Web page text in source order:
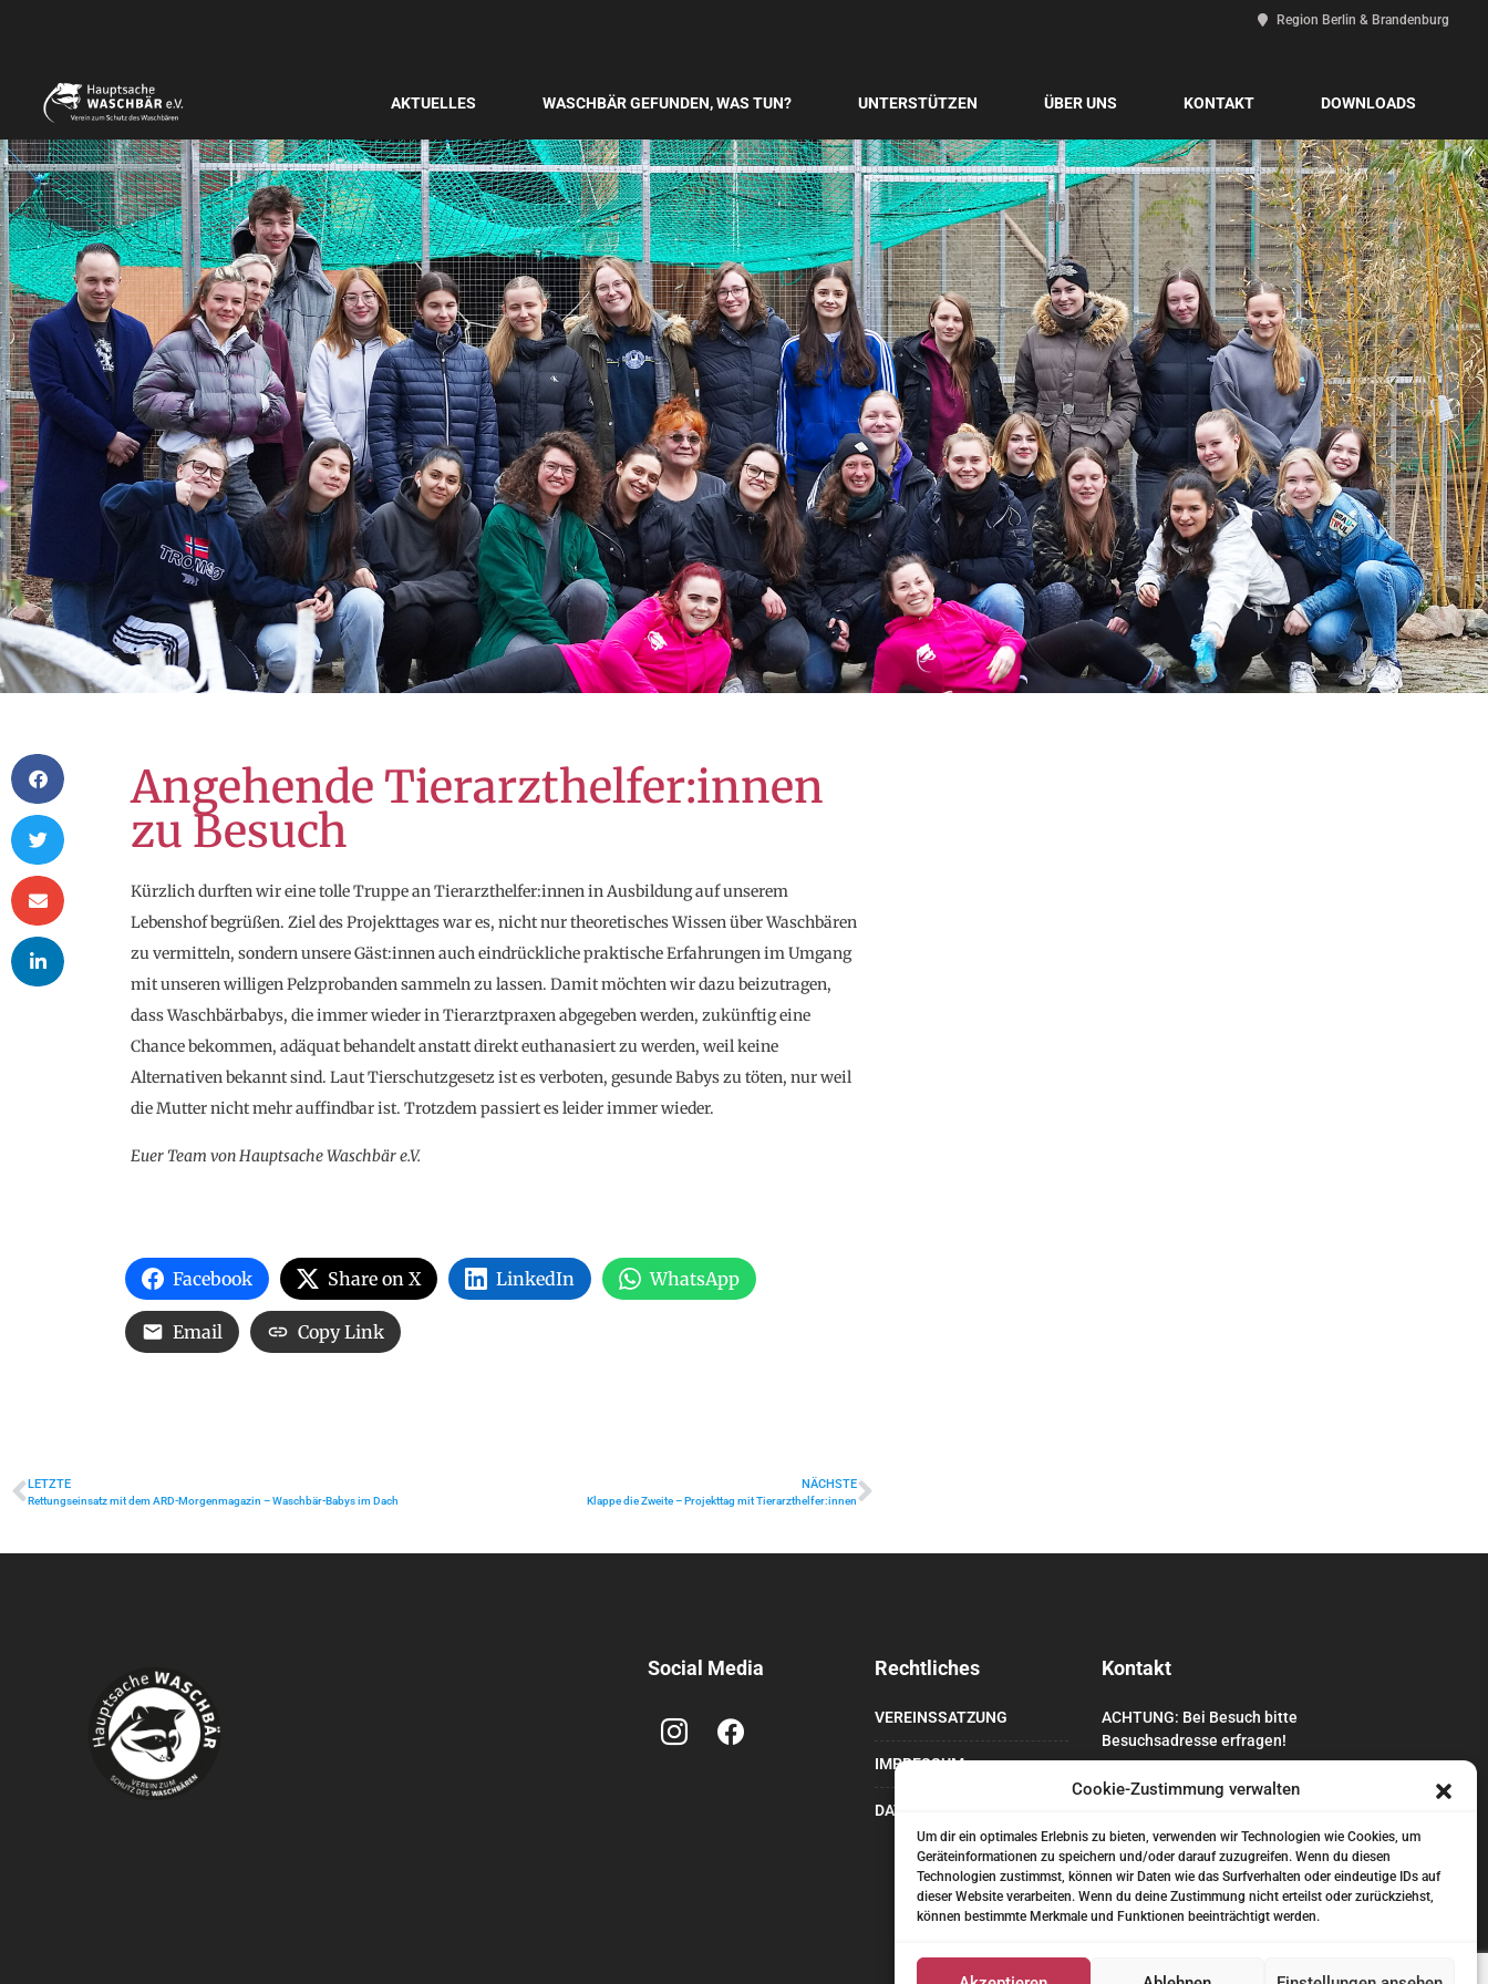
Cookie-Zustimmung verwalten
Um dir ein optimales Erlebnis zu bieten, verwenden wir Technologien wie Cookies, um
Geräteinformationen zu speichern und/oder darauf zuzugreifen. Wenn du diesen
Technologien zustimmst, können wir Daten wie das Surfverhalten oder eindeutige IDs auf
dieser Website verarbeiten. Wenn du deine Zustimmung nicht erteilst oder zurückziehst,
können bestimmte Merkmale und Funktionen beeinträchtigt werden.
Region Berlin & Brandenburg
AKTUELLES WASCHBÄR GEFUNDEN, WAS TUN? UNTERSTÜTZEN ÜBER UNS KONTAKT DOWNLOADS
Angehende Tierarzthelfer:innen
zu Besuch
Kürzlich durften wir eine tolle Truppe an Tierarzthelfer:innen in Ausbildung auf unserem
Lebenshof begrüßen. Ziel des Projekttages war es, nicht nur theoretisches Wissen über Waschbären
zu vermitteln, sondern unsere Gäst:innen auch eindrückliche praktische Erfahrungen im Umgang
mit unseren willigen Pelzprobanden sammeln zu lassen. Damit möchten wir dazu beizutragen,
dass Waschbärbabys, die immer wieder in Tierarztpraxen abgegeben werden, zukünftig eine
Chance bekommen, adäquat behandelt anstatt direkt euthanasiert zu werden, weil keine
Alternativen bekannt sind. Laut Tierschutzgesetz ist es verboten, gesunde Babys zu töten, nur weil
die Mutter nicht mehr auffindbar ist. Trotzdem passiert es leider immer wieder.
Euer Team von Hauptsache Waschbär e.V.
Facebook Share on X LinkedIn WhatsApp
Email Copy Link
LETZTE
Rettungseinsatz mit dem ARD-Morgenmagazin – Waschbär-Babys im Dach
NÄCHSTE
Klappe die Zweite – Projekttag mit Tierarzthelfer:innen
Social Media Rechtliches
VEREINSSATZUNG
IMPRESSUM
DATENSCHUTZ
Kontakt
ACHTUNG: Bei Besuch bitte
Besuchsadresse erfragen!
HAUPTSACHE WASCHBÄR e.V.
Kurfürstendamm 96
10709 Berlin
info@hauptsache-waschbaer.de